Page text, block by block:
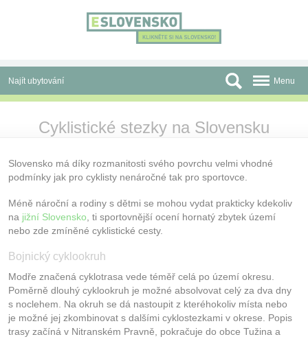
Najít ubytování
Skupiny a konference
Před cestou
Atrakce
Menu
Cyklistické stezky na Slovensku
Slovensko má díky rozmanitosti svého povrchu velmi vhodné
podmínky jak pro cyklisty nenáročné tak pro sportovce.
Méně nároční a rodiny s dětmi se mohou vydat prakticky kdekoliv
na jižní Slovensko , ti sportovnější ocení hornatý zbytek území
nebo zde zmíněné cyklistické cesty.
Bojnický cyklookruh
Modře značená cyklotrasa vede téměř celá po území okresu.
Poměrně dlouhý cyklookruh je možné absolvovat celý za dva dny
s noclehem. Na okruh se dá nastoupit z kteréhokoliv místa nebo
je možné jej zkombinovat s dalšími cyklostezkami v okrese. Popis
trasy začíná v Nitranském Pravně, pokračuje do obce Tužina a